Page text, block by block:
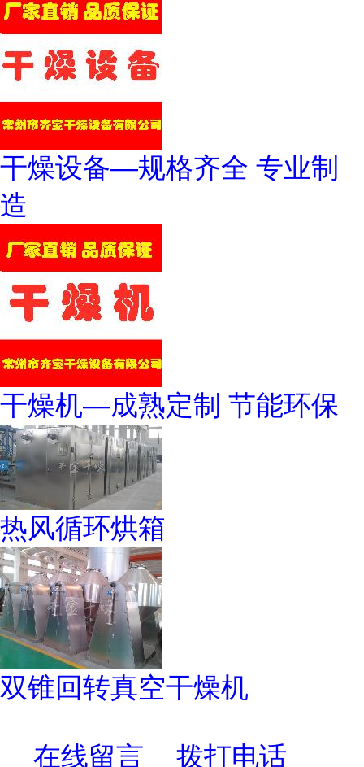
干燥设备—规格齐全 专业制
造
干燥机—成熟定制 节能环保
热风循环烘箱
双锥回转真空干燥机
在线留言 拨打电话